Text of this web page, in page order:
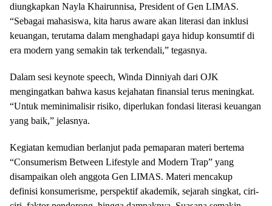
diungkapkan Nayla Khairunnisa, President of Gen LIMAS.
“Sebagai mahasiswa, kita harus aware akan literasi dan inklusi
keuangan, terutama dalam menghadapi gaya hidup konsumtif di
era modern yang semakin tak terkendali,” tegasnya.
Dalam sesi keynote speech, Winda Dinniyah dari OJK
mengingatkan bahwa kasus kejahatan finansial terus meningkat.
“Untuk meminimalisir risiko, diperlukan fondasi literasi keuangan
yang baik,” jelasnya.
Kegiatan kemudian berlanjut pada pemaparan materi bertema
“Consumerism Between Lifestyle and Modern Trap” yang
disampaikan oleh anggota Gen LIMAS. Materi mencakup
definisi konsumerisme, perspektif akademik, sejarah singkat, ciri-